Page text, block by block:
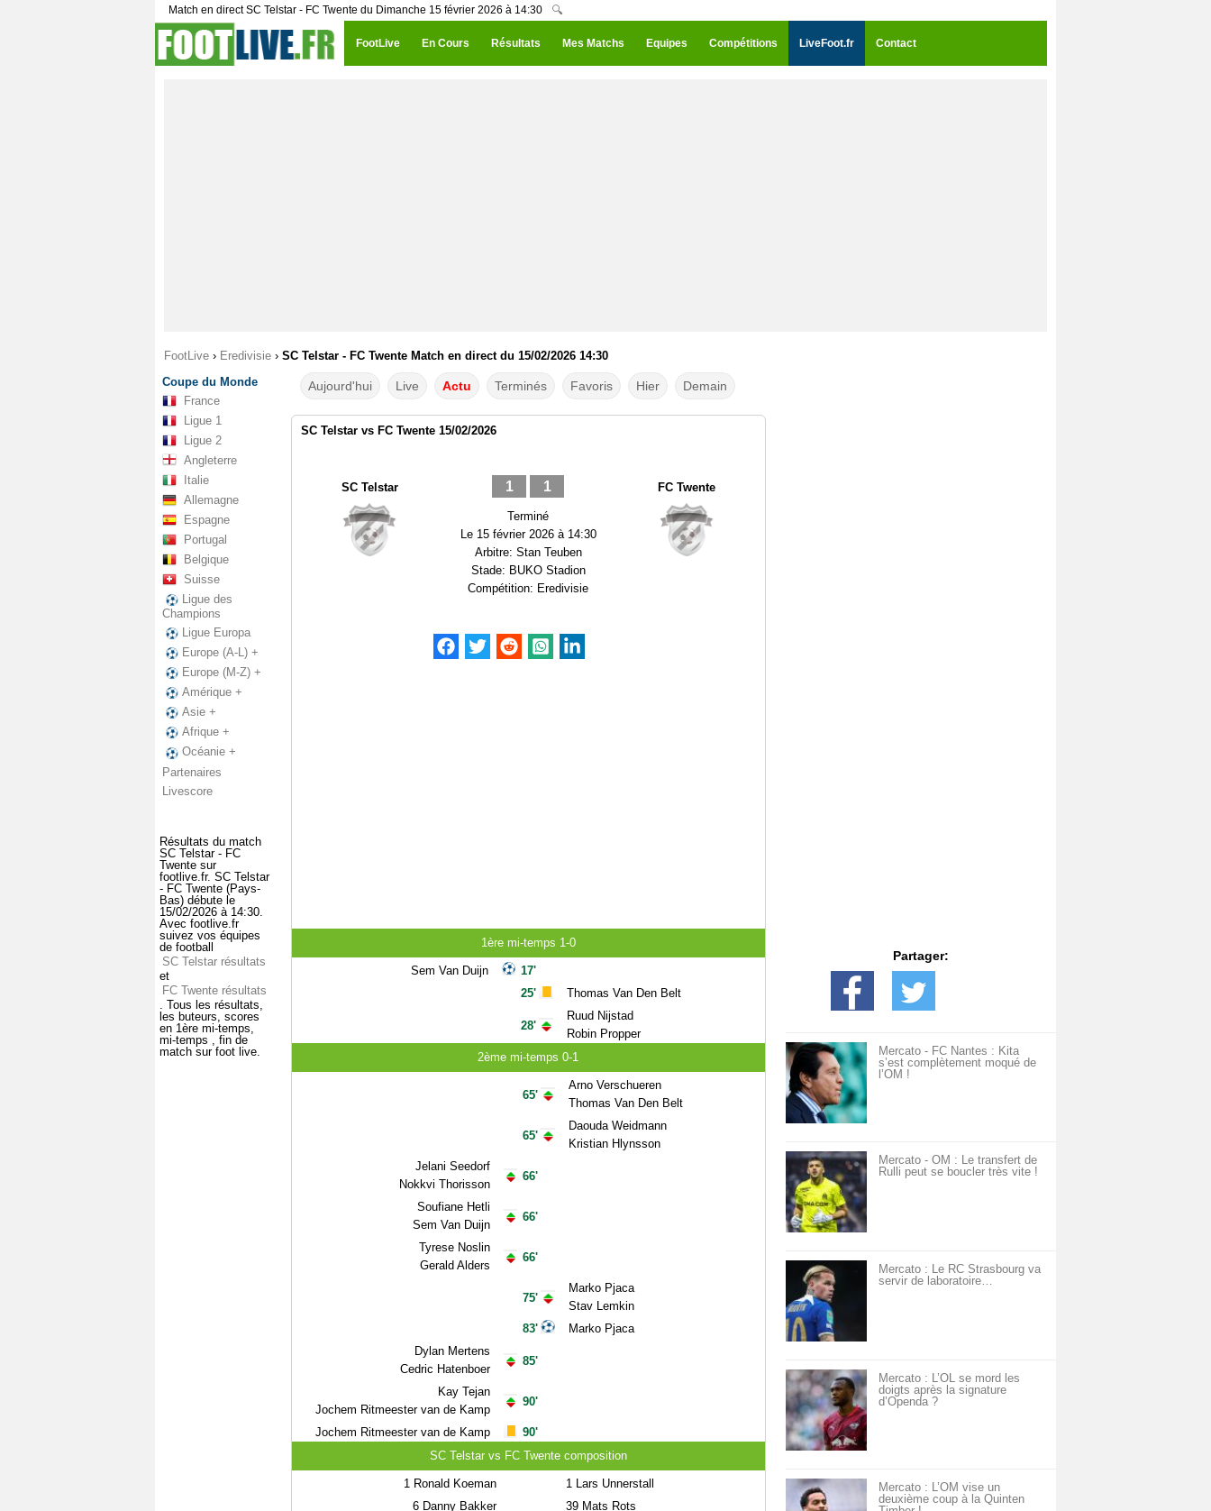
Match en direct SC Telstar - FC Twente du Dimanche 15 février 2026 à 14:30 🔍
FootLive En Cours Résultats Mes Matchs Equipes Compétitions LiveFoot.fr Contact
FootLive › Eredivisie › SC Telstar - FC Twente Match en direct du 15/02/2026 14:30
Coupe du Monde
France
Ligue 1
Ligue 2
Angleterre
Italie
Allemagne
Espagne
Portugal
Belgique
Suisse
Ligue des
Champions
Ligue Europa
Europe (A-L) +
Europe (M-Z) +
Amérique +
Asie +
Afrique +
Océanie +
Partenaires
Livescore
Résultats du match
SC Telstar - FC
Twente sur
footlive.fr. SC Telstar
- FC Twente (Pays-
Bas) débute le
15/02/2026 à 14:30.
Avec footlive.fr
suivez vos équipes
de football
SC Telstar résultats
et
FC Twente résultats
. Tous les résultats,
les buteurs, scores
en 1ère mi-temps,
mi-temps , fin de
match sur foot live.
Aujourd'hui Live Actu Terminés Favoris Hier Demain
SC Telstar vs FC Twente 15/02/2026
SC Telstar 1 1
Terminé
Le 15 février 2026 à 14:30
Arbitre: Stan Teuben
Stade: BUKO Stadion
Compétition: Eredivisie
FC Twente
1ère mi-temps 1-0
Sem Van Duijn
17'
25'
28'
Thomas Van Den Belt
Ruud Nijstad
Robin Propper
2ème mi-temps 0-1
Jelani Seedorf
Nokkvi Thorisson
Soufiane Hetli
Sem Van Duijn
Tyrese Noslin
Gerald Alders
Dylan Mertens
Cedric Hatenboer
Kay Tejan
Jochem Ritmeester van de Kamp
Jochem Ritmeester van de Kamp
65'
65'
66'
66'
66'
75'
83'
85'
90'
90'
Arno Verschueren
Thomas Van Den Belt
Daouda Weidmann
Kristian Hlynsson
Marko Pjaca
Stav Lemkin
Marko Pjaca
SC Telstar vs FC Twente composition
1Ronald Koeman
6Danny Bakker
1Lars Unnerstall
39Mats Rots
Partager:
Mercato - FC Nantes : Kita
s’est complètement moqué de
l’OM !
Mercato - OM : Le transfert de
Rulli peut se boucler très vite !
Mercato : Le RC Strasbourg va
servir de laboratoire…
Mercato : L’OL se mord les
doigts après la signature
d’Openda ?
Mercato : L’OM vise un
deuxième coup à la Quinten